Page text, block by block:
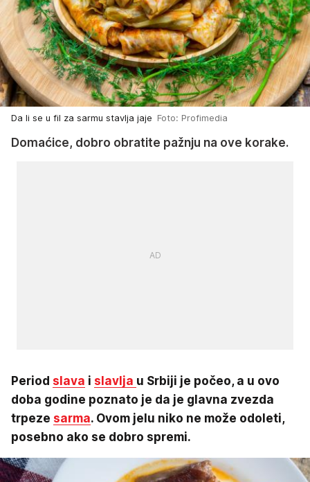
Da li se u fil za sarmu stavlja jaje Foto: Profimedia
Domaćice, dobro obratite pažnju na ove korake.
Period slava i slavlja u Srbiji je počeo, a u ovo
doba godine poznato je da je glavna zvezda
trpeze sarma. Ovom jelu niko ne može odoleti,
posebno ako se dobro spremi.